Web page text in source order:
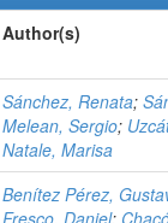
Author(s)
Sánchez, Renata;
Melean, Sergio;
Natale, Marisa
Benítez Pérez,
Fresco, Daniel;